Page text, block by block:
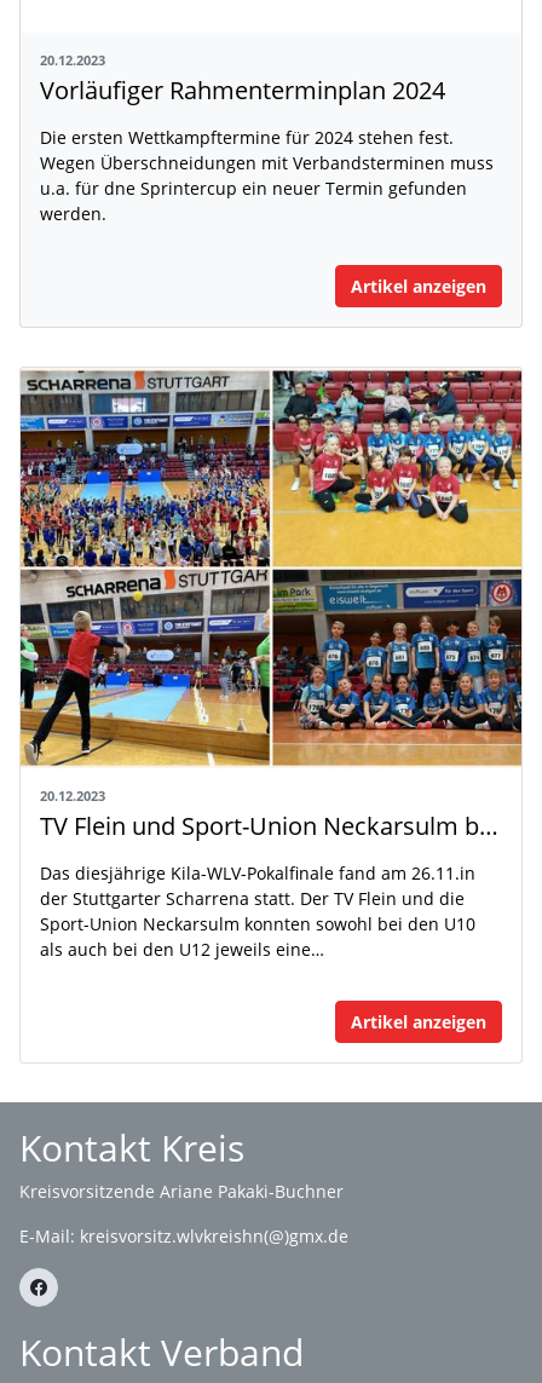
20.12.2023
Vorläufiger Rahmenterminplan 2024
Die ersten Wettkampftermine für 2024 stehen fest.
Wegen Überschneidungen mit Verbandsterminen muss
u.a. für dne Sprintercup ein neuer Termin gefunden
werden.
Artikel anzeigen
20.12.2023
TV Flein und Sport-Union Neckarsulm beim Pokalfinale
Das diesjährige Kila-WLV-Pokalfinale fand am 26.11.in
der Stuttgarter Scharrena statt. Der TV Flein und die
Sport-Union Neckarsulm konnten sowohl bei den U10
als auch bei den U12 jeweils eine…
Artikel anzeigen
Kontakt Kreis
Kreisvorsitzende Ariane Pakaki-Buchner
E-Mail: kreisvorsitz.wlvkreishn(@)gmx.de
Kontakt Verband